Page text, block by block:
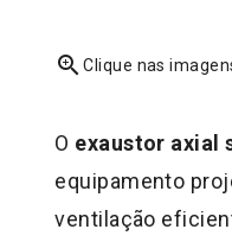
zoom_inClique nas
O exaustor axial
equipamento
ventilação